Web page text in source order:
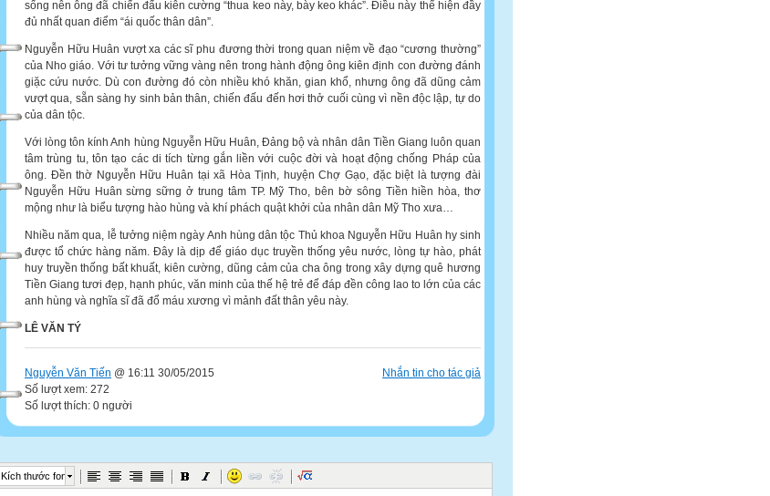
sống nên ông đã chiến đấu kiên cường “thua keo này, bày keo khác”. Điều này thể hiện đầy
đủ nhất quan điểm “ái quốc thân dân”.
Nguyễn Hữu Huân vượt xa các sĩ phu đương thời trong quan niệm về đạo “cương thường”
của Nho giáo. Với tư tưởng vững vàng nên trong hành động ông kiên định con đường đánh
giặc cứu nước. Dù con đường đó còn nhiều khó khăn, gian khổ, nhưng ông đã dũng cảm
vượt qua, sẵn sàng hy sinh bản thân, chiến đấu đến hơi thở cuối cùng vì nền độc lập, tự do
của dân tộc.
Với lòng tôn kính Anh hùng Nguyễn Hữu Huân, Đảng bộ và nhân dân Tiền Giang luôn quan
tâm trùng tu, tôn tạo các di tích từng gắn liền với cuộc đời và hoạt động chống Pháp của
ông. Đền thờ Nguyễn Hữu Huân tại xã Hòa Tịnh, huyện Chợ Gạo, đặc biệt là tượng đài
Nguyễn Hữu Huân sừng sững ở trung tâm TP. Mỹ Tho, bên bờ sông Tiền hiền hòa, thơ
mộng như là biểu tượng hào hùng và khí phách quật khởi của nhân dân Mỹ Tho xưa…
Nhiều năm qua, lễ tưởng niệm ngày Anh hùng dân tộc Thủ khoa Nguyễn Hữu Huân hy sinh
được tổ chức hàng năm. Đây là dịp để giáo dục truyền thống yêu nước, lòng tự hào, phát
huy truyền thống bất khuất, kiên cường, dũng cảm của cha ông trong xây dựng quê hương
Tiền Giang tươi đẹp, hạnh phúc, văn minh của thế hệ trẻ để đáp đền công lao to lớn của các
anh hùng và nghĩa sĩ đã đổ máu xương vì mảnh đất thân yêu này.
LÊ VĂN TÝ
Nhắn tin cho tác giả
Nguyễn Văn Tiến @ 16:11 30/05/2015
Số lượt xem: 272
Số lượt thích: 0 người
Kích thước font